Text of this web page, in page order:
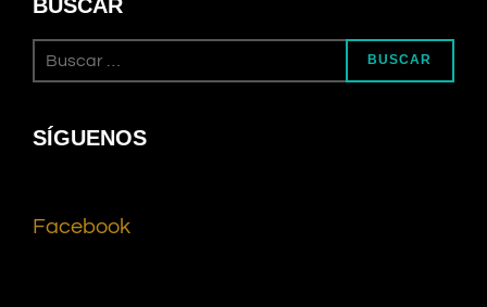
BUSCAR
BUSCAR
SÍGUENOS
Facebook